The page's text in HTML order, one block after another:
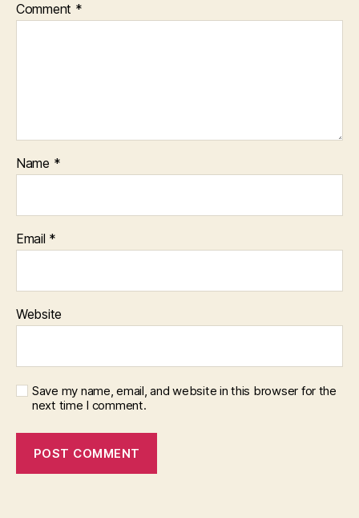
Comment *
Name *
Email *
Website
Save my name, email, and website in this browser for the
next time I comment.